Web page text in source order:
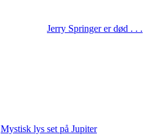
Jerry Springer er død . . .
Mystisk lys set på Jupiter